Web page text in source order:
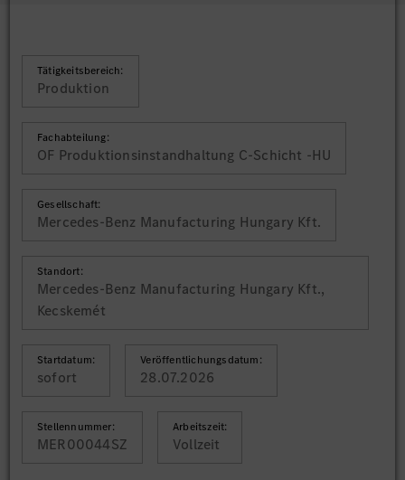
Tätigkeitsbereich:
Produktion
Fachabteilung:
OF Produktionsinstandhaltung C-Schicht -HU
Gesellschaft:
Mercedes-Benz Manufacturing Hungary Kft.
Standort:
Mercedes-Benz Manufacturing Hungary Kft.,
Kecskemét
Startdatum:
sofort
Veröffentlichungsdatum:
28.07.2026
Stellennummer:
MER00044SZ
Arbeitszeit:
Vollzeit